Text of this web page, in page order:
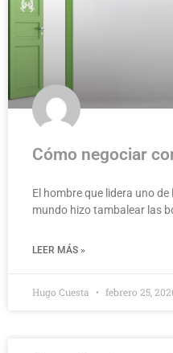
Cómo negociar
El hombre que lidera uno
mundo hizo tambalear las
LEER MÁS »
Hugo Cuesta febrero 25,